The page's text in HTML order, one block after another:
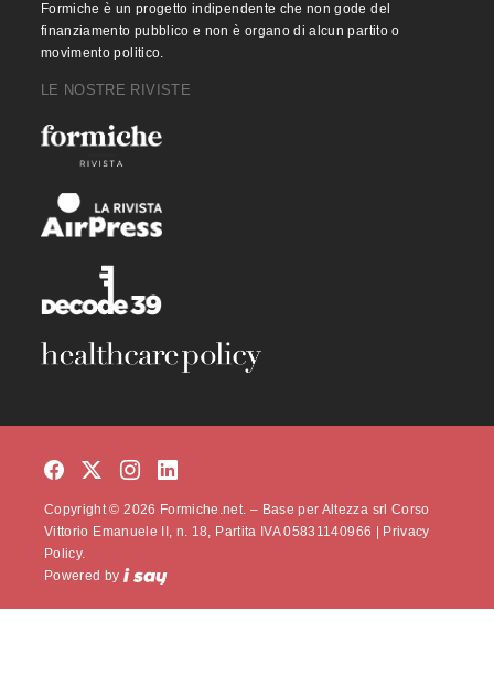
Formiche è un progetto indipendente che non gode del
finanziamento pubblico e non è organo di alcun partito o
movimento politico.
LE NOSTRE RIVISTE
Copyright © 2026 Formiche.net. – Base per Altezza srl Corso
Vittorio Emanuele II, n. 18, Partita IVA 05831140966 | Privacy
Policy.
Powered by